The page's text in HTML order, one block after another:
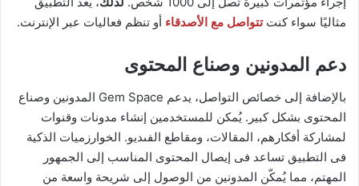
مثاليًا سواء كنتتتواصل مع الأصدقاء أو تنظم فعاليات عبر الإنترنت.
دعم المدونين وصناع المحتوى
بالإضافة إلى خصائص التواصل، يدعم Gem Space المدونين وصناع
المحتوى بشكل كبير. يُمكن للمستخدمين إنشاء مدونات وقنوات
لمشاركة أفكارهم، المقالات، ومقاطع الفىديو. الخوارزميات الذكية
فى التطبيق تساعد فى إيصال المحتوى المناسب إلى الجمهور
المهتم، مما يُمكّن المدونين من الوصول إلى شريحة واسعة من